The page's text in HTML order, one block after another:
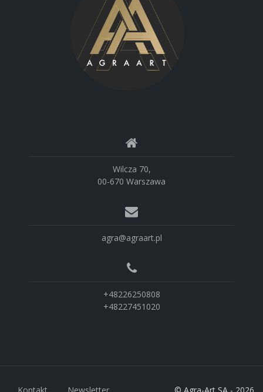
Wilcza 70,
00-670 Warszawa
agra@agraart.pl
+48226250808
+48227451020